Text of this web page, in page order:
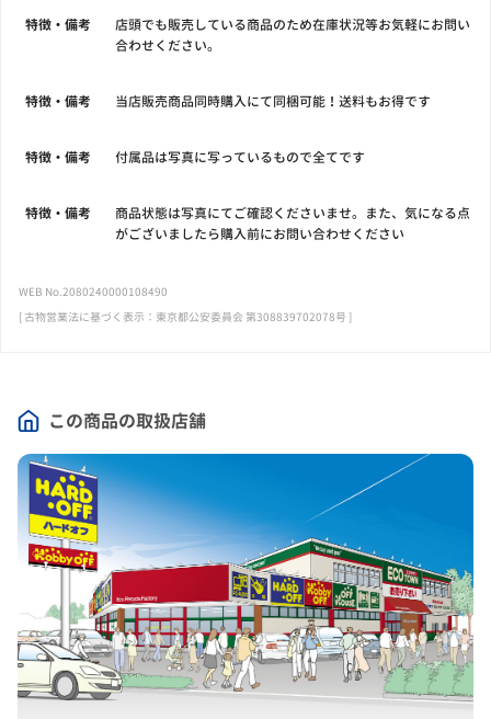
この商品の取扱店舗
特徴・備考
店頭でも販売している商品のため在庫状況等お気軽にお問い
合わせください。
特徴・備考 当店販売商品同時購入にて同梱可能！送料もお得です
特徴・備考 付属品は写真に写っているもので全てです
特徴・備考
商品状態は写真にてご確認くださいませ。また、気になる点
がございましたら購入前にお問い合わせください
WEB No.2080240000108490
[ 古物営業法に基づく表示：東京都公安委員会 第308839702078号 ]